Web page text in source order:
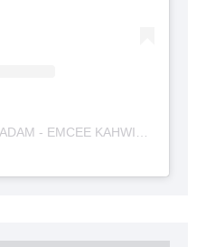
A post shared by EMCEE ADAM - EMCEE KAHWIN (@emceekahwinmalaysia)